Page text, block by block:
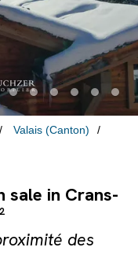
Valais (Canton)
sale in Crans-
des